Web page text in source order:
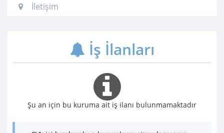
İletişim
İş İlanları
Şu an için bu kuruma ait iş ilanı bulunmamaktadır